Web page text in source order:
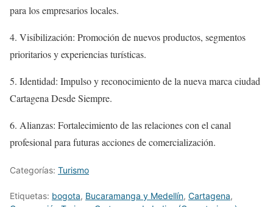
para los empresarios locales.
4. Visibilización: Promoción de nuevos productos, segmentos
prioritarios y experiencias turísticas.
5. Identidad: Impulso y reconocimiento de la nueva marca ciudad
Cartagena Desde Siempre.
6. Alianzas: Fortalecimiento de las relaciones con el canal
profesional para futuras acciones de comercialización.
Categorías: Turismo
Etiquetas: bogota, Bucaramanga y Medellín, Cartagena,